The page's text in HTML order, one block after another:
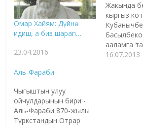
Омар Хайям: Дүйнө
идиш, а биз шарап…
23.04.2016
Жакында
кыргыз
ааламга
болгон
16.07.2013
Аль-Фараби
Чыгыштын улуу
ойчулдарынын бири -
Аль-Фараби 870-жылы
Түркстандын Отрар